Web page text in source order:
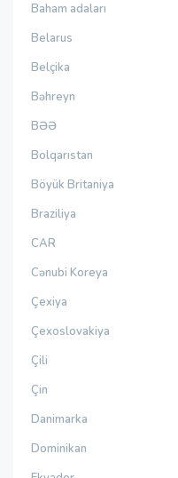
Baham adaları
Belarus
Belçika
Bəhreyn
BƏƏ
Bolqarıstan
Böyük Britaniya
Braziliya
CAR
Cənubi Koreya
Çexiya
Çexoslovakiya
Çili
Çin
Danimarka
Dominikan